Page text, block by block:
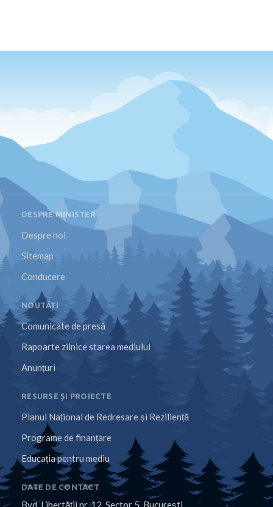
DESPRE MINISTER
Despre noi
Sitemap
Conducere
NOUTĂȚI
Comunicate de presă
Rapoarte zilnice starea mediului
Anunțuri
RESURSE ȘI PROIECTE
Planul Național de Redresare și Reziliență
Programe de finanțare
Educația pentru mediu
DATE DE CONTACT